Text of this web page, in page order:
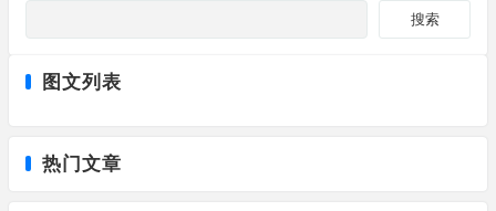
搜索
图文列表
热门文章